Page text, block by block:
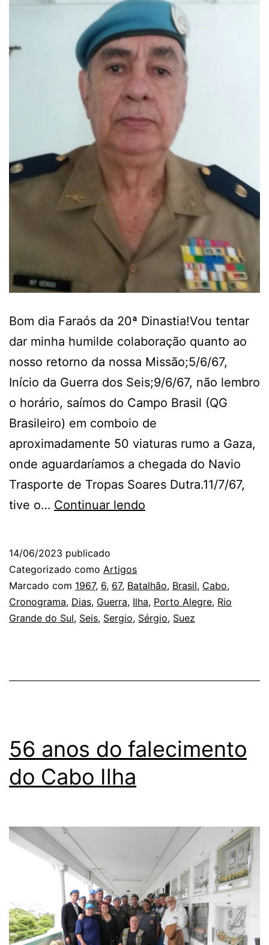
Bom dia Faraós da 20ª Dinastia!Vou tentar
dar minha humilde colaboração quanto ao
nosso retorno da nossa Missão;5/6/67,
Início da Guerra dos Seis;9/6/67, não lembro
o horário, saímos do Campo Brasil (QG
Brasileiro) em comboio de
aproximadamente 50 viaturas rumo a Gaza,
onde aguardaríamos a chegada do Navio
Trasporte de Tropas Soares Dutra.11/7/67,
tive o… Continuar lendo
Seis
Dias:
14/06/2023 publicado
Categorizado como Artigos
Marcado com 1967, 6, 67, Batalhão, Brasil, Cabo,
Cronograma, Dias, Guerra, Ilha, Porto Alegre, Rio
Grande do Sul, Seis, Sergio, Sérgio, Suez
56 anos do falecimento
do Cabo Ilha